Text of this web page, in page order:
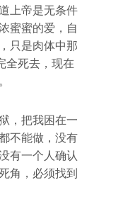
上帝是无条件
蜜蜜的爱，自
只是肉体中那
全死去，现在
，把我困在一
不能做，没有
有一个人确认
角，必须找到